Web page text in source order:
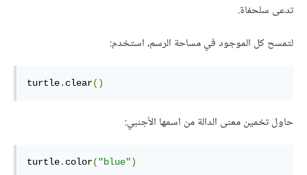
تدعى سلحفاة.
لتمسح كل الموجود في مساحة الرسم، استخدم:
turtle. clear()
حاول تخمين معنى الدالة من اسمها الأجنبي:
turtle. color( "blue")